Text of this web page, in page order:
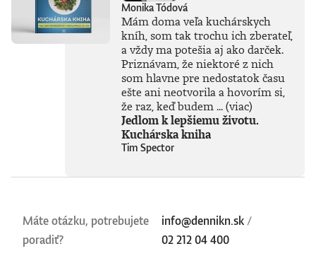
Monika Tódová
Mám doma veľa kuchárskych
kníh, som tak trochu ich zberateľ,
a vždy ma potešia aj ako darček.
Priznávam, že niektoré z nich
som hlavne pre nedostatok času
ešte ani neotvorila a hovorím si,
že raz, keď budem ...(viac)
Jedlom k lepšiemu životu.
Kuchárska kniha
Tim Spector
Máte otázku, potrebujete
poradiť?
info@dennikn.sk /
02 212 04 400